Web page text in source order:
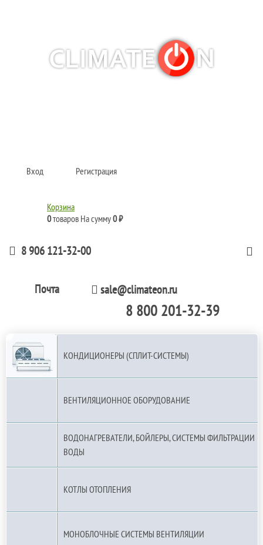
Вход Регистрация
Корзина
0товаров На сумму0 ₽
8 906 121-32-00
Почта sale@climateon.ru
8 800 201-32-39
КОНДИЦИОНЕРЫ (СПЛИТ-СИСТЕМЫ)
ВЕНТИЛЯЦИОННОЕ ОБОРУДОВАНИЕ
ВОДОНАГРЕВАТЕЛИ, БОЙЛЕРЫ, СИСТЕМЫ ФИЛЬТРАЦИИ
ВОДЫ
КОТЛЫ ОТОПЛЕНИЯ
МОНОБЛОЧНЫЕ СИСТЕМЫ ВЕНТИЛЯЦИИ